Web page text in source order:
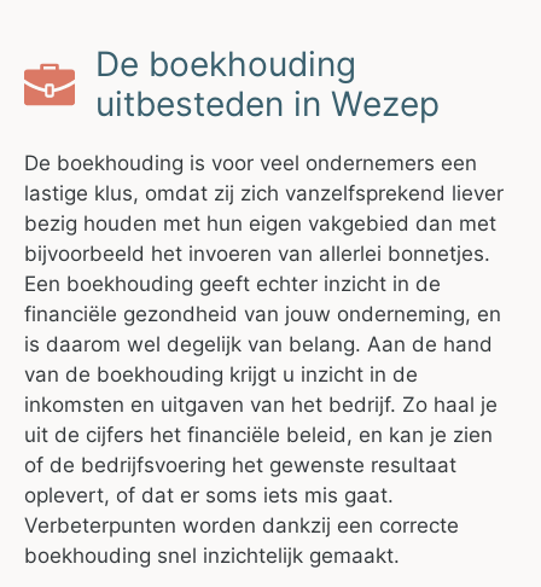
De boekhouding
uitbesteden in Wezep
De boekhouding is voor veel ondernemers een
lastige klus, omdat zij zich vanzelfsprekend liever
bezig houden met hun eigen vakgebied dan met
bijvoorbeeld het invoeren van allerlei bonnetjes.
Een boekhouding geeft echter inzicht in de
financiële gezondheid van jouw onderneming, en
is daarom wel degelijk van belang. Aan de hand
van de boekhouding krijgt u inzicht in de
inkomsten en uitgaven van het bedrijf. Zo haal je
uit de cijfers het financiële beleid, en kan je zien
of de bedrijfsvoering het gewenste resultaat
oplevert, of dat er soms iets mis gaat.
Verbeterpunten worden dankzij een correcte
boekhouding snel inzichtelijk gemaakt.